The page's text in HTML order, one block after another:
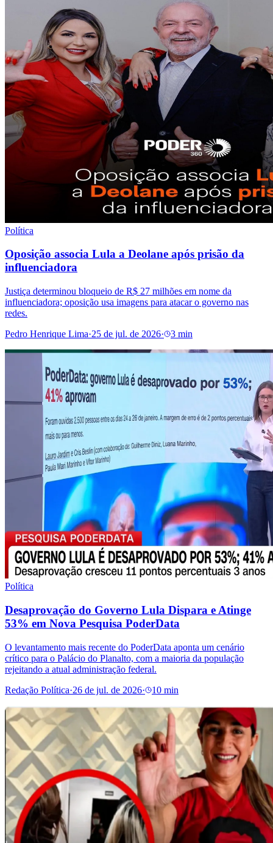
Política
Oposição associa Lula a Deolane após prisão da
influenciadora
Justiça determinou bloqueio de R$ 27 milhões em nome da
influenciadora; oposição usa imagens para atacar o governo nas
redes.
Pedro Henrique Lima·25 de jul. de 2026· 3 min
Política
Desaprovação do Governo Lula Dispara e Atinge
53% em Nova Pesquisa PoderData
O levantamento mais recente do PoderData aponta um cenário
crítico para o Palácio do Planalto, com a maioria da população
rejeitando a atual administração federal.
Redação Política·26 de jul. de 2026· 10 min